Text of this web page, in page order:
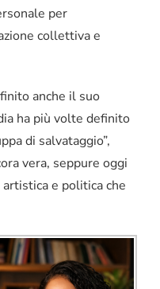
per
collettiva e
anche il suo
ha più volte definito
di salvataggio”,
vera, seppure oggi
e politica che